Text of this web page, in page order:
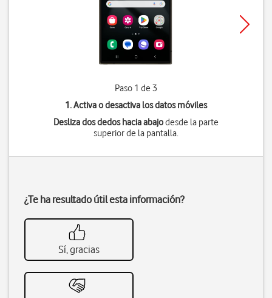
Paso 1 de 3
1. Activa o desactiva los datos móviles
Desliza dos dedos hacia abajodesde la parte
superior de la pantalla.
¿Te ha resultado útil esta información?
Sí, gracias